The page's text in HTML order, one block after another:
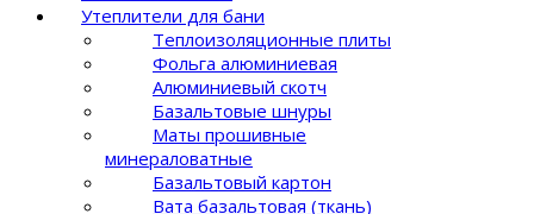
Утеплители для бани
Теплоизоляционные плиты
Фольга алюминиевая
Алюминиевый скотч
Базальтовые шнуры
Маты прошивные
минераловатные
Базальтовый картон
Вата базальтовая (ткань)